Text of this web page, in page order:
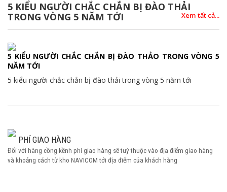
5 KIỂU NGƯỜI CHẮC CHẮN BỊ ĐÀO THẢI
TRONG VÒNG 5 NĂM TỚI
Xem tất cả...
5 KIỂU NGƯỜI CHẮC CHẮN BỊ ĐÀO THẢO TRONG VÒNG 5
NĂM TỚI
5 kiểu người chắc chắn bị đào thải trong vòng 5 năm tới
PHÍ GIAO HÀNG
Đối với hàng cồng kềnh phí giao hàng sẽ tuỳ thuộc vào địa điểm giao hàng
và khoảng cách từ kho NAVICOM tới địa điểm của khách hàng